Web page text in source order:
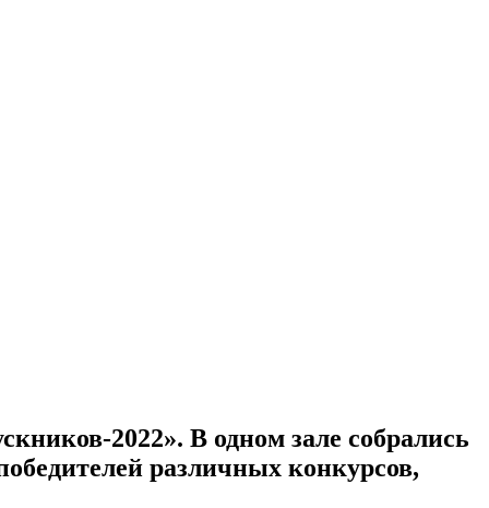
2022». В одном зале собрались
различных конкурсов,